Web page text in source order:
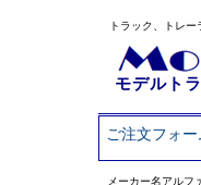
トラック、トレ
モデルト
ご注文フォー
メーカー名アルフ